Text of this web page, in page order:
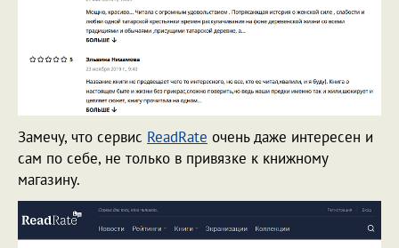
Замечу, что сервис ReadRate очень даже интересен и
сам по себе, не только в привязке к книжному
магазину.